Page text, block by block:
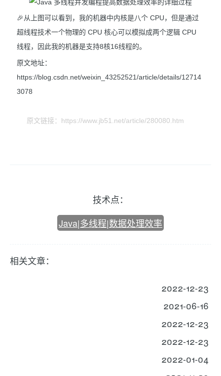
🎉从上图可以看到，我的机器中内核是八个 CPU，但是通过
超线程技术一个物理的 CPU 核心可以模拟成两个逻辑 CPU
线程，因此我的机器是支持8核16线程的。
原文地址：
https://blog.csdn.net/weixin_43252521/article/details/12714
3078
原文链接：https://www.jb51.net/article/280080.htm
技术点：
Java|多线程|数据处理效率
相关文章：
2022-12-23
2021-06-16
2022-12-23
2022-12-23
2022-01-04